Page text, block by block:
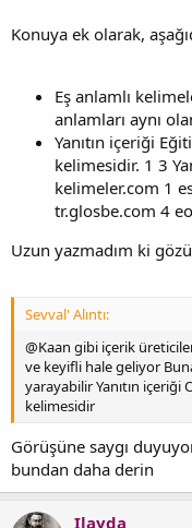
Konuya ek olarak,
Eş anlamlı
anlamları aynı
Yanıtın içeriği
kelimesidir. 1 3
kelimeler.com 1
tr.glosbe.com 4
Uzun yazmadım ki
Sevval' Alıntı:
@Kaan gibi içerik
ve keyifli hale geliyor
yarayabilir Yanıtın içeriği
kelimesidir
Görüşüne saygı
bundan daha derin
Ilayda